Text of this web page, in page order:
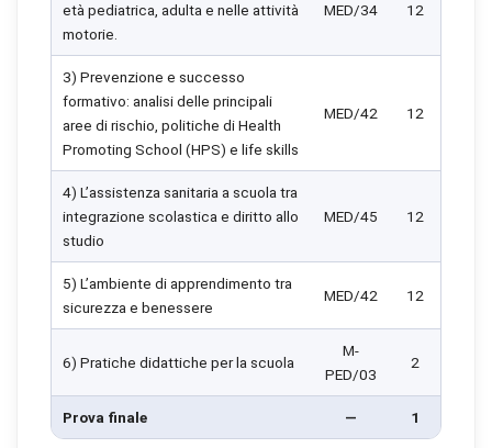
età pediatrica, adulta e nelle attività
motorie.
MED/34 12
3) Prevenzione e successo
formativo: analisi delle principali
aree di rischio, politiche di Health
Promoting School (HPS) e life skills
MED/42 12
4) L’assistenza sanitaria a scuola tra
integrazione scolastica e diritto allo
studio
MED/45 12
5) L’ambiente di apprendimento tra
sicurezza e benessere
MED/42 12
6) Pratiche didattiche per la scuola
M-
PED/03
2
Prova finale — 1